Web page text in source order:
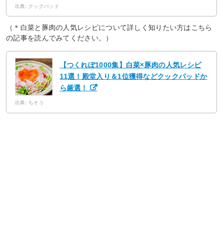
出典: クックパッド
（＊白菜と豚肉の人気レシピについて詳しく知りたい方はこちら
の記事を読んでみてください。）
【つくれぽ1000集】白菜×豚肉の人気レシピ
11選！殿堂入り＆1位獲得などクックパッドか
ら厳選！
出典: ちそう